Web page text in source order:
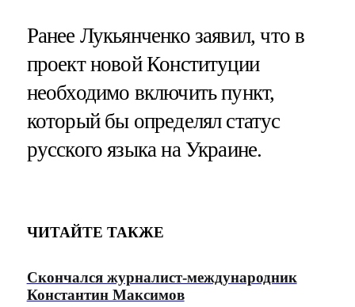
Ранее Лукьянченко заявил, что в
проект новой Конституции
необходимо включить пункт,
который бы определял статус
русского языка на Украине.
ЧИТАЙТЕ ТАКЖЕ
Скончался журналист-международник
Константин Максимов